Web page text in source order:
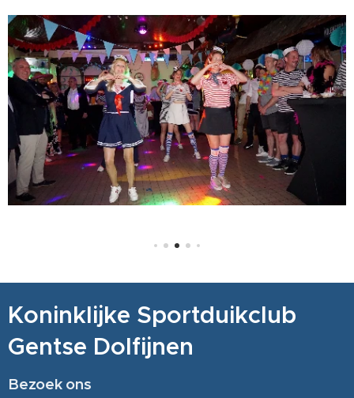
Koninklijke Sportduikclub
Gentse Dolfijnen
Bezoek ons